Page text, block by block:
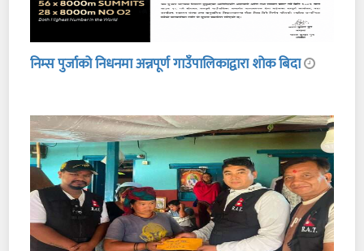
निम्स पुर्जाको निधनमा अन्नपूर्ण गाउँपालिकाद्वारा शोक बिदा